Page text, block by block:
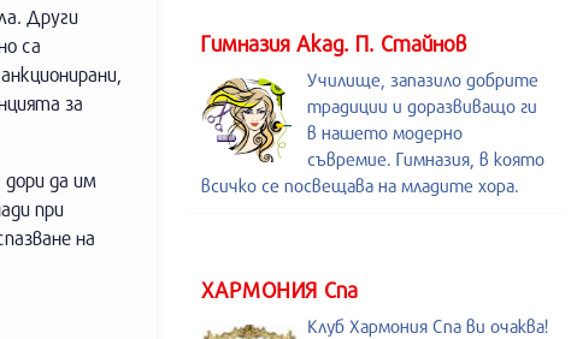
Други
са
за
да им
при
на
Гимназия Акад. П. Стайнов
Училище, запазило добрите
традиции и доразвиващо ги
в нашето модерно
съвремие. Гимназия, в която
всичко се посвещава на младите хора.
ХАРМОНИЯ Спа
Клуб Хармония Спа ви очаква!